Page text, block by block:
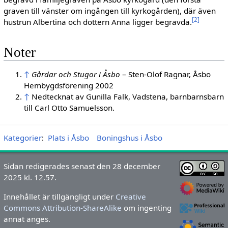
graven till vänster om ingången till kyrkogården), där även
hustrun Albertina och dottern Anna ligger begravda.[2]
Noter
↑ Gårdar och Stugor i Åsbo – Sten-Olof Ragnar, Åsbo
Hembygdsförening 2002
↑ Nedtecknat av Gunilla Falk, Vadstena, barnbarnsbarn
till Carl Otto Samuelsson.
Kategorier: Plats i Åsbo Boningshus i Åsbo
Sidan redigerades senast den 28 december
2025 kl. 12.57.
Innehållet är tillgängligt under Creative
Commons Attribution-ShareAlike om ingenting
annat anges.